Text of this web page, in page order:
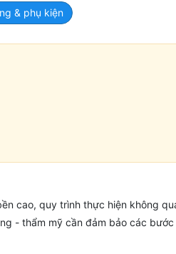
& phụ kiện
cao, quy trình thực hiện không
- thẩm mỹ cần đảm bảo các bước